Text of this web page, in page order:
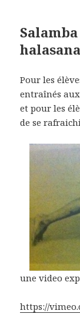
Pour les
entraînés
et pour les
de se
une video
https://